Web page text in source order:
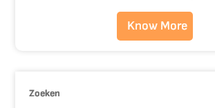
Know More
Zoeken